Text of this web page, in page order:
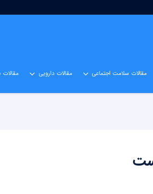
مقالات سلامت اجتماعی مقالات دارویی مقالات